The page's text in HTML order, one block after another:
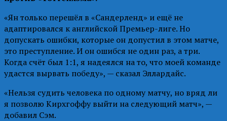
«Ян только перешёл в «Сандерленд» и ещё не
адаптировался к английской Премьер-лиге. Но
допускать ошибки, которые он допустил в этом матче,
это преступление. И он ошибся не один раз, а три.
Когда счёт был 1:1, я надеялся на то, что моей команде
удастся вырвать победу», — сказал Эллардайс.
«Нельзя судить человека по одному матчу, но вряд ли
я позволю Кирхгоффу выйти на следующий матч», —
добавил Сэм.